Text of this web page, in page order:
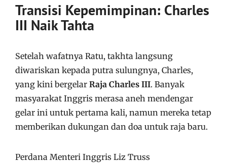
Transisi Kepemimpinan: Charles
III Naik Tahta
Setelah wafatnya Ratu, takhta langsung
diwariskan kepada putra sulungnya, Charles,
yang kini bergelar Raja Charles III. Banyak
masyarakat Inggris merasa aneh mendengar
gelar ini untuk pertama kali, namun mereka tetap
memberikan dukungan dan doa untuk raja baru.
Perdana Menteri Inggris Liz Truss